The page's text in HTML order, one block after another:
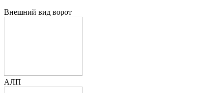
Внешний вид ворот
АЛП